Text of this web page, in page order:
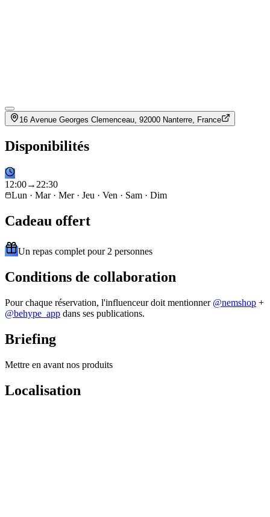
16 Avenue Georges Clemenceau, 92000 Nanterre, France
Disponibilités
12:00→ 22:30
Lun · Mar · Mer · Jeu · Ven · Sam · Dim
Cadeau offert
Un repas complet pour 2 personnes
Conditions de collaboration
Pour chaque réservation, l'influenceur doit mentionner @nemshop +
@behype_app dans ses publications.
Briefing
Mettre en avant nos produits
Localisation